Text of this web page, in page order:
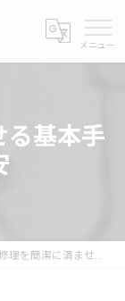
る基本手
簡潔に済ませる基本手順と費用の目安